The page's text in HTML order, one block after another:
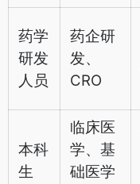
药学
研发
人员
药企研
发、
CRO
本科
生
临床医
学、基
础医学